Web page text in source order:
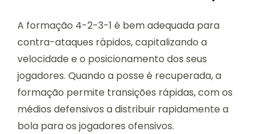
A formação 4-2-3-1 é bem adequada para
contra-ataques rápidos, capitalizando a
velocidade e o posicionamento dos seus
jogadores. Quando a posse é recuperada, a
formação permite transições rápidas, com os
médios defensivos a distribuir rapidamente a
bola para os jogadores ofensivos.